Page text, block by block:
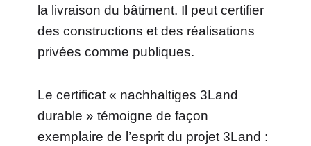
la livraison du bâtiment. Il peut certifier
des constructions et des réalisations
privées comme publiques.
Le certificat « nachhaltiges 3Land
durable » témoigne de façon
exemplaire de l’esprit du projet 3Land :